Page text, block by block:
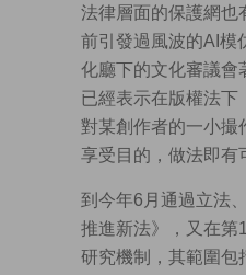
法律層面的保護網也
前引發過風波的AI模
化廳下的文化審議會
已經表示在版權法下
對某創作者的一小撮
享受目的，做法即有
到今年6月通過立法
推進新法》，又在第
研究機制，其範圍包